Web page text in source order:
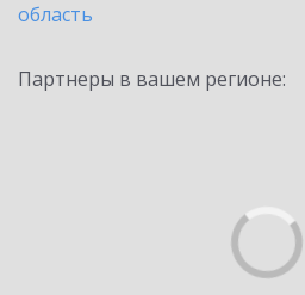
область
Партнеры в вашем регионе: